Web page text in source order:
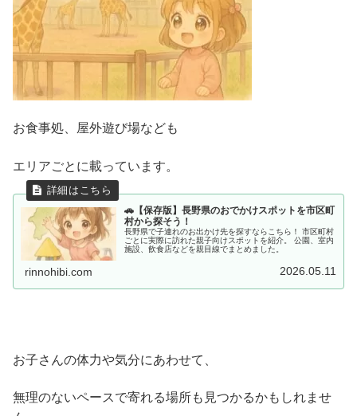
お食事処、屋外遊び場なども
エリアごとに載っています。
🚗【保存版】長野県のおでかけスポットを市区町
村から探そう！
長野県で子連れのお出かけ先を探すならこちら！ 市区町村
ごとに実際に訪れた親子向けスポットを紹介。 公園、室内
施設、飲食店などを親目線でまとめました。
rinnohibi.com 2026.05.11
お子さんの体力や気分にあわせて、
無理のないペースで寄れる場所も見つかるかもしれませ